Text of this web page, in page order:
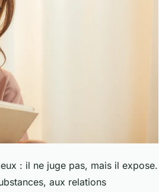
: il ne juge pas, mais il expose.
aux relations